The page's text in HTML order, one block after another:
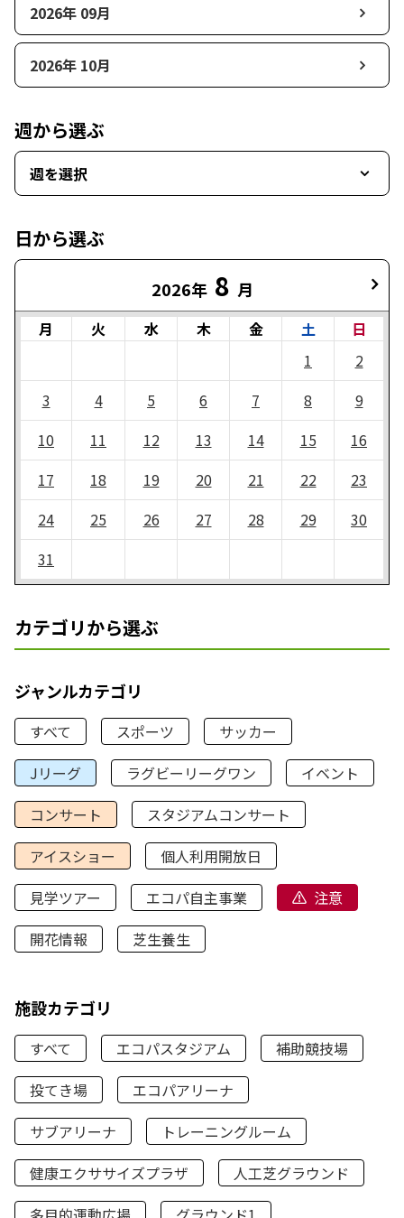
2026年 09月
2026年 10月
週から選ぶ
週を選択
日から選ぶ
2026年 8 月
月 火 水 木 金 土
日
1
2
3
4 5 6 7 8
9
10
11 12 13 14 15
16
17
18 19 20 21 22
23
24
25 26 27 28 29
30
31
カテゴリから選ぶ
ジャンルカテゴリ
すべて スポーツ
サッカー
Jリーグ
ラグビーリーグワン
イベント
コンサート
スタジアムコンサート
アイスショー
個人利用開放日
見学ツアー
エコパ自主事業
注意
開花情報
芝生養生
施設カテゴリ
すべて エコパスタジアム
補助競技場
投てき場
エコパアリーナ
サブアリーナ
トレーニングルーム
健康エクササイズプラザ
人工芝グラウンド